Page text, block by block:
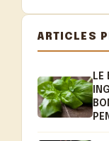
ARTICLES
LE